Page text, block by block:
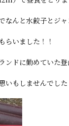
んと水餃子とジャ
らいました！！
ドに勤めていた登
いもしませんでした